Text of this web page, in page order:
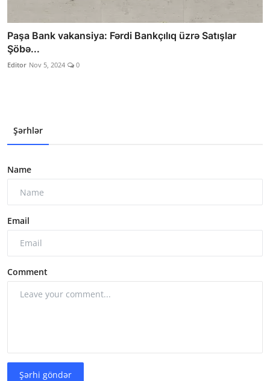
Paşa Bank vakansiya: Fərdi Bankçılıq üzrə Satışlar
Şöbə...
Editor Nov 5, 2024 0
Şərhlər
Name
Email
Comment
Şərhi göndər